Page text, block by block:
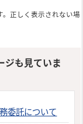
。正しく表示されない場
ジも見ていま
委託について